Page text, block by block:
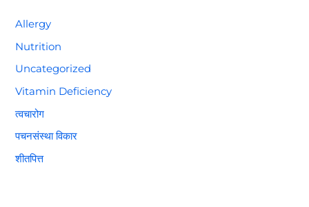
Allergy
Nutrition
Uncategorized
Vitamin Deficiency
त्वचारोग
पचनसंस्था विकार
शीतपित्त